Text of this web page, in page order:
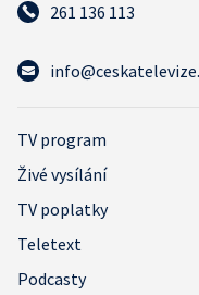
261 136 113
TV program
Živé vysílání
TV poplatky
Teletext
Podcasty